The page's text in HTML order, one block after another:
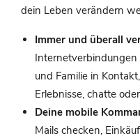
dein Leben verändern
Immer und überall
und Familie in
Erlebnisse, chatte
Deine mobile
Mails checken,